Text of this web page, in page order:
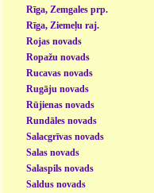
Rīga, Zemgales prp.
Rīga, Ziemeļu raj.
Rojas novads
Ropažu novads
Rucavas novads
Rugāju novads
Rūjienas novads
Rundāles novads
Salacgrīvas novads
Salas novads
Salaspils novads
Saldus novads